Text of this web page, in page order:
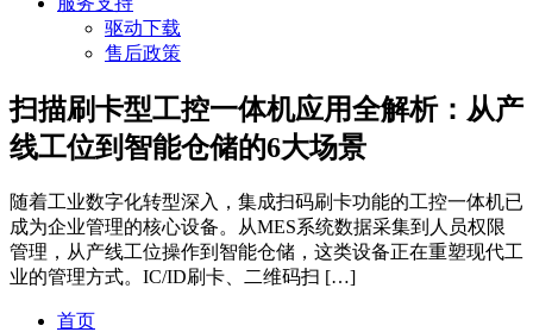
驱动下载
售后政策
扫描刷卡型工控一体机应用全解析：从产
线工位到智能仓储的6大场景
随着工业数字化转型深入，集成扫码刷卡功能的工控一体机已
成为企业管理的核心设备。从MES系统数据采集到人员权限
管理，从产线工位操作到智能仓储，这类设备正在重塑现代工
业的管理方式。IC/ID刷卡、二维码扫 […]
首页